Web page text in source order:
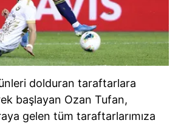
dolduran taraftarlara
başlayan Ozan Tufan,
gelen tüm taraftarlarımıza